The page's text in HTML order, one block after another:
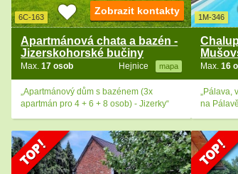
6C-163
Apartmánová chata a bazén -
Jizerskohorské bučiny
Hejnice mapa
Max.17 osob
Zobrazit kontakty
„Apartmánový dům s bazénem (3x
apartmán pro 4 + 6 + 8 osob) - Jizerky“
1M-346
Max.16
„Pálava,
na